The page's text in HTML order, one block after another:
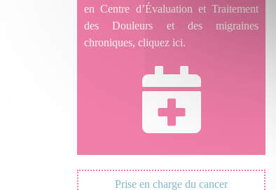
en Centre d’Évaluation et Traitement
des Douleurs et des migraines
chroniques, cliquez ici.
Prise en charge du cancer